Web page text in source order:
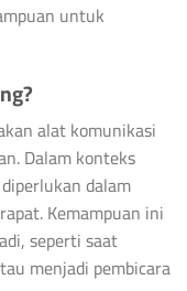
untuk
alat komunikasi
Dalam konteks
dalam
Kemampuan ini
seperti saat
menjadi pembicara